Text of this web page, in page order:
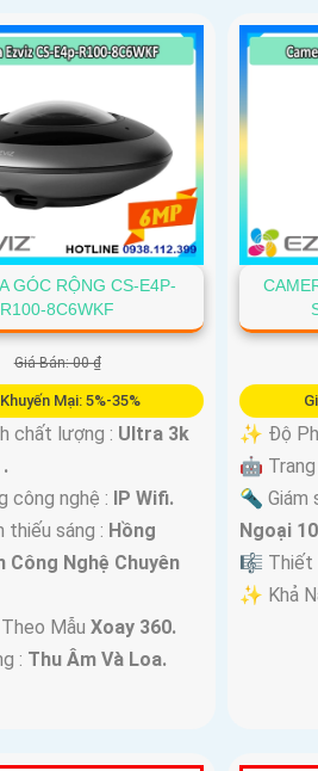
GÓC RỘNG CS-E4P-
R100-8C6WKF
Giá Bán: 00 ₫
Mại: 5%-35%
chất lượng : Ultra 3k
công nghệ : IP Wifi.
thiếu sáng : Hồng
Công Nghệ Chuyên
Mẫu Xoay 360.
: Thu Âm Và Loa.
✨ Độ
🤖️ Trang
🔦 Giám
Ngoại
🎼️ Thiết
️✨ Khả